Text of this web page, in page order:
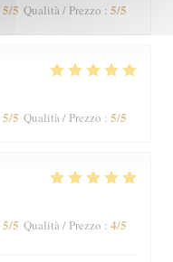
5/5 Qualità / Prezzo : 5/5
5/5 Qualità / Prezzo : 5/5
5/5 Qualità / Prezzo : 4/5